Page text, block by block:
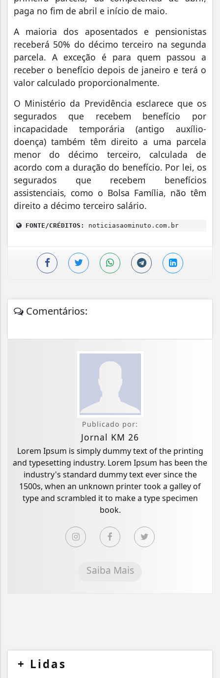
paga no fim de abril e início de maio.
A maioria dos aposentados e pensionistas
receberá 50% do décimo terceiro na segunda
parcela. A exceção é para quem passou a
receber o benefício depois de janeiro e terá o
valor calculado proporcionalmente.
O Ministério da Previdência esclarece que os
segurados que recebem benefício por
incapacidade temporária (antigo auxílio-
doença) também têm direito a uma parcela
menor do décimo terceiro, calculada de
acordo com a duração do benefício. Por lei, os
segurados que recebem benefícios
assistenciais, como o Bolsa Família, não têm
direito a décimo terceiro salário.
FONTE/CRÉDITOS: noticiasaominuto.com.br
Comentários:
Publicado por:
Jornal KM 26
Lorem Ipsum is simply dummy text of the printing
and typesetting industry. Lorem Ipsum has been the
industry's standard dummy text ever since the
1500s, when an unknown printer took a galley of
type and scrambled it to make a type specimen
book.
Saiba Mais
+ Lidas